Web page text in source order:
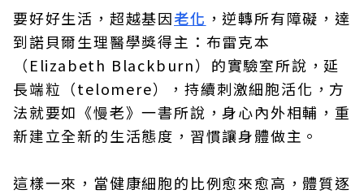
要好好生活，超越基因老化 ，逆轉所有障礙，達
到諾貝爾生理醫學獎得主：布雷克本
（Elizabeth Blackburn）的實驗室所說，延
長端粒（telomere），持續刺激細胞活化，方
法就要如《慢老》一書所說，身心內外相輔，重
新建立全新的生活態度，習慣讓身體做主。
這樣一來，當健康細胞的比例愈來愈高，體質逐